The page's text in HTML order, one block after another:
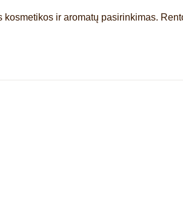
ir aromatų pasirinkimas.